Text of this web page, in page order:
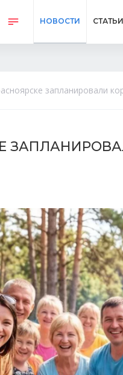
НОВОСТИ СТАТЬИ
запланировали